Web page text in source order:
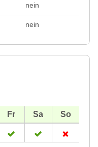
nein
nein